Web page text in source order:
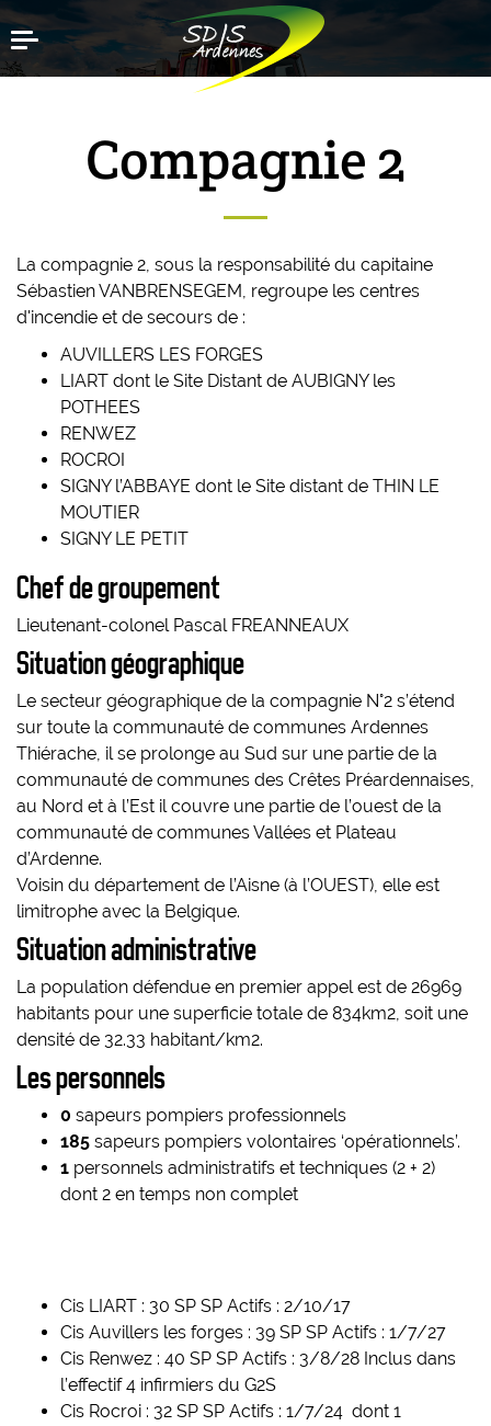
Aller
au
contenu
Menu
Compagnie 2
La compagnie 2, sous la responsabilité du capitaine
Sébastien VANBRENSEGEM, regroupe les centres
d'incendie et de secours de :
AUVILLERS LES FORGES
LIART dont le Site Distant de AUBIGNY les
POTHEES
RENWEZ
ROCROI
SIGNY l’ABBAYE dont le Site distant de THIN LE
MOUTIER
SIGNY LE PETIT
Chef de groupement
Lieutenant-colonel Pascal FREANNEAUX
Situation géographique
Le secteur géographique de la compagnie N°2 s’étend
sur toute la communauté de communes Ardennes
Thiérache, il se prolonge au Sud sur une partie de la
communauté de communes des Crêtes Préardennaises,
au Nord et à l’Est il couvre une partie de l’ouest de la
communauté de communes Vallées et Plateau
d’Ardenne.
Voisin du département de l’Aisne (à l’OUEST), elle est
limitrophe avec la Belgique.
Situation administrative
La population défendue en premier appel est de 26969
habitants pour une superficie totale de 834km2, soit une
densité de 32.33 habitant/km2.
Les personnels
0 sapeurs pompiers professionnels
185 sapeurs pompiers volontaires ‘opérationnels’.
1 personnels administratifs et techniques (2 + 2)
dont 2 en temps non complet
Cis LIART : 30 SP SP Actifs : 2/10/17
Cis Auvillers les forges : 39 SP SP Actifs : 1/7/27
Cis Renwez : 40 SP SP Actifs : 3/8/28 Inclus dans
l’effectif 4 infirmiers du G2S
Cis Rocroi : 32 SP SP Actifs : 1/7/24 dont 1